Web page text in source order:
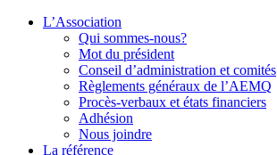
L’Association
Qui sommes-nous?
Mot du président
Conseil d’administration et comités
Règlements généraux de l’AEMQ
Procès-verbaux et états financiers
Adhésion
Nous joindre
La référence